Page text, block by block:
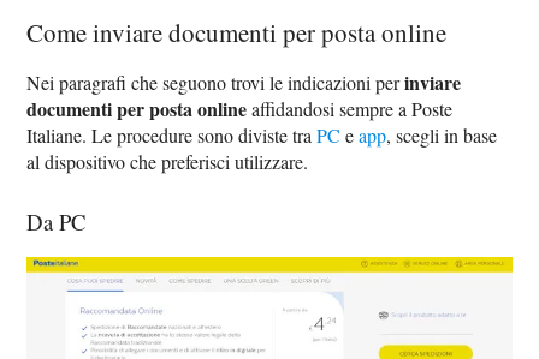
Come inviare documenti per posta online
Nei paragrafi che seguono trovi le indicazioni perinviare
documenti per posta onlineaffidandosi sempre a Poste
Italiane. Le procedure sono diviste traPC eapp, scegli in base
al dispositivo che preferisci utilizzare.
Da PC